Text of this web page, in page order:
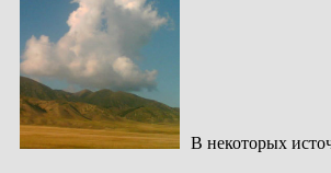
В некоторых